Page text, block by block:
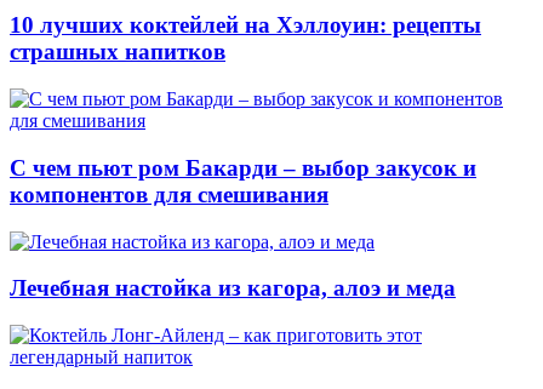
10 лучших коктейлей на Хэллоуин: рецепты
страшных напитков
С чем пьют ром Бакарди – выбор закусок и
компонентов для смешивания
Лечебная настойка из кагора, алоэ и меда